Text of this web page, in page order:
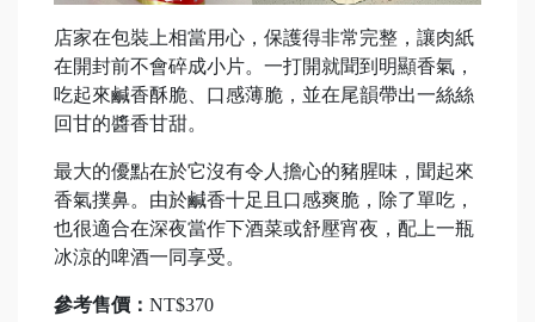
店家在包裝上相當用心，保護得非常完整，讓肉紙
在開封前不會碎成小片。一打開就聞到明顯香氣，
吃起來鹹香酥脆、口感薄脆，並在尾韻帶出一絲絲
回甘的醬香甘甜。
最大的優點在於它沒有令人擔心的豬腥味，聞起來
香氣撲鼻。由於鹹香十足且口感爽脆，除了單吃，
也很適合在深夜當作下酒菜或舒壓宵夜，配上一瓶
冰涼的啤酒一同享受。
參考售價： NT$370